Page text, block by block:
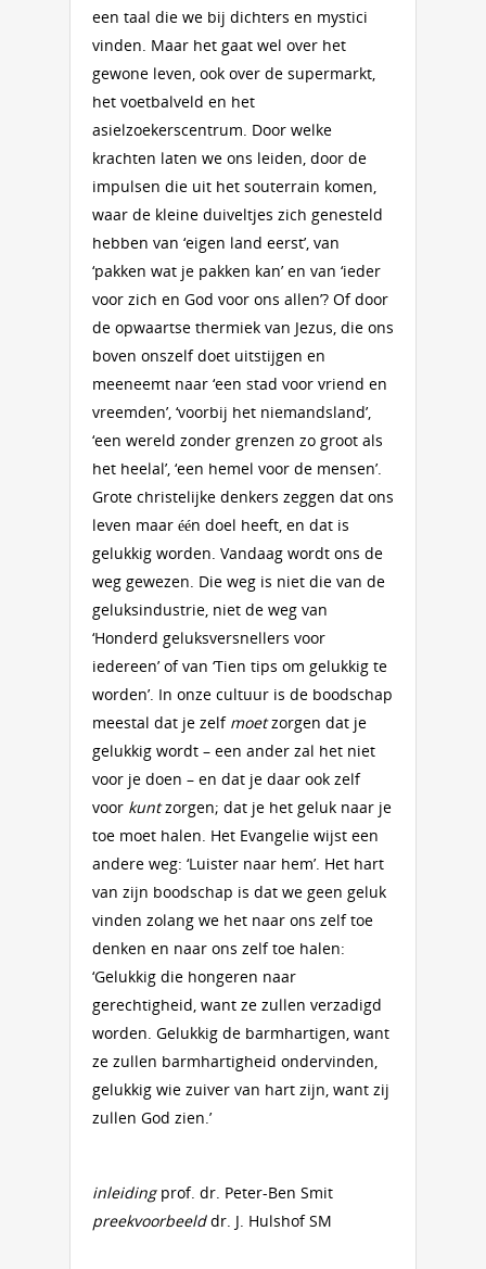
een taal die we bij dichters en mystici
vinden. Maar het gaat wel over het
gewone leven, ook over de supermarkt,
het voetbalveld en het
asielzoekerscentrum. Door welke
krachten laten we ons leiden, door de
impulsen die uit het souterrain komen,
waar de kleine duiveltjes zich genesteld
hebben van ‘eigen land eerst’, van
‘pakken wat je pakken kan’ en van ‘ieder
voor zich en God voor ons allen’? Of door
de opwaartse thermiek van Jezus, die ons
boven onszelf doet uitstijgen en
meeneemt naar ‘een stad voor vriend en
vreemden’, ‘voorbij het niemandsland’,
‘een wereld zonder grenzen zo groot als
het heelal’, ‘een hemel voor de mensen’.
Grote christelijke denkers zeggen dat ons
leven maar één doel heeft, en dat is
gelukkig worden. Vandaag wordt ons de
weg gewezen. Die weg is niet die van de
geluksindustrie, niet de weg van
‘Honderd geluksversnellers voor
iedereen’ of van ‘Tien tips om gelukkig te
worden’. In onze cultuur is de boodschap
meestal dat je zelf moetzorgen dat je
gelukkig wordt – een ander zal het niet
voor je doen – en dat je daar ook zelf
voor kuntzorgen; dat je het geluk naar je
toe moet halen. Het Evangelie wijst een
andere weg: ‘Luister naar hem’. Het hart
van zijn boodschap is dat we geen geluk
vinden zolang we het naar ons zelf toe
denken en naar ons zelf toe halen:
‘Gelukkig die hongeren naar
gerechtigheid, want ze zullen verzadigd
worden. Gelukkig de barmhartigen, want
ze zullen barmhartigheid ondervinden,
gelukkig wie zuiver van hart zijn, want zij
zullen God zien.’
inleidingprof. dr. Peter-Ben Smit
preekvoorbeelddr. J. Hulshof SM